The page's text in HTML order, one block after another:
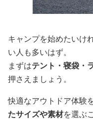
キャンプを始めたいけ
い人も多いはず。
まずはテント・寝袋・
押さえましょう。
快適なアウトドア体験
たサイズや素材を選ぶ